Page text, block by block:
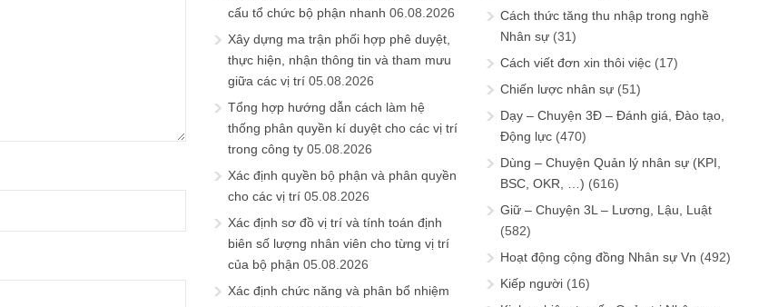
cấu tổ chức bộ phận nhanh 06.08.2026
Xây dựng ma trận phối hợp phê duyệt,
thực hiện, nhận thông tin và tham mưu
giữa các vị trí 05.08.2026
Tổng hợp hướng dẫn cách làm hệ
thống phân quyền kí duyệt cho các vị trí
trong công ty 05.08.2026
Xác định quyền bộ phận và phân quyền
cho các vị trí 05.08.2026
Xác định sơ đồ vị trí và tính toán định
biên số lượng nhân viên cho từng vị trí
của bộ phận 05.08.2026
Xác định chức năng và phân bổ nhiệm
Cách thức tăng thu nhập trong nghề
Nhân sự (31)
Cách viết đơn xin thôi việc (17)
Chiến lược nhân sự (51)
Dạy – Chuyện 3Đ – Đánh giá, Đào tạo,
Động lực (470)
Dùng – Chuyện Quản lý nhân sự (KPI,
BSC, OKR, …) (616)
Giữ – Chuyện 3L – Lương, Lậu, Luật
(582)
Hoạt động cộng đồng Nhân sự Vn (492)
Kiếp người (16)